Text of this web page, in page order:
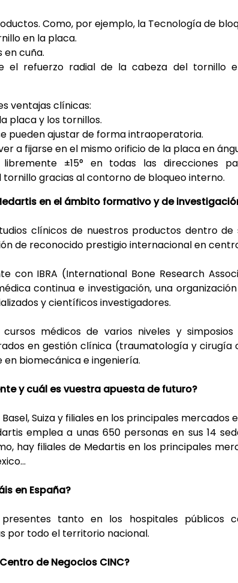
Como, por ejemplo, la Tecnología de
en la placa.
en cuña.
el refuerzo radial de la cabeza del tornillo
ventajas clínicas:
placa y los tornillos.
pueden ajustar de forma intraoperatoria.
a fijarse en el mismo orificio de la placa en
±15° en todas las direcciones
gracias al contorno de bloqueo interno.
en el ámbito formativo y de
clínicos de nuestros productos dentro
de reconocido prestigio internacional en
con IBRA (International Bone Research
continua e investigación, una
y científicos investigadores.
médicos de varios niveles y
en gestión clínica (traumatología y
biomecánica e ingeniería.
y cuál es vuestra apuesta de futuro?
Suiza y filiales en los principales mercados
emplea a unas 650 personas en sus 14
hay filiales de Medartis en los principales
en España?
tanto en los hospitales públicos
por todo el territorio nacional.
de Negocios CINC?